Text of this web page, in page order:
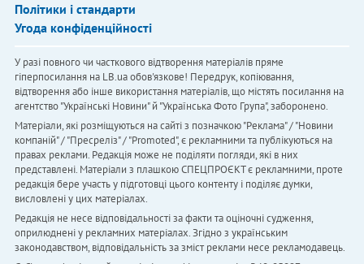
Політики і стандарти
Угода конфіденційності
У разі повного чи часткового відтворення матеріалів пряме
гіперпосилання на LB.ua обов'язкове! Передрук, копіювання,
відтворення або інше використання матеріалів, що містять посилання на
агентство "Українськi Новини" й "Українська Фото Група", заборонено.
Матеріали, які розміщуються на сайті з позначкою "Реклама" / "Новини
компаній" / "Пресреліз" / "Promoted", є рекламними та публікуються на
правах реклами. Редакція може не поділяти погляди, які в них
представлені. Матеріали з плашкою СПЕЦПРОЄКТ є рекламними, проте
редакція бере участь у підготовці цього контенту і поділяє думки,
висловлені у цих матеріалах.
Редакція не несе відповідальності за факти та оціночні судження,
оприлюднені у рекламних матеріалах. Згідно з українським
законодавством, відповідальність за зміст реклами несе рекламодавець.